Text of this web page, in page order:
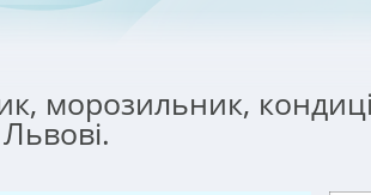
морозильник,